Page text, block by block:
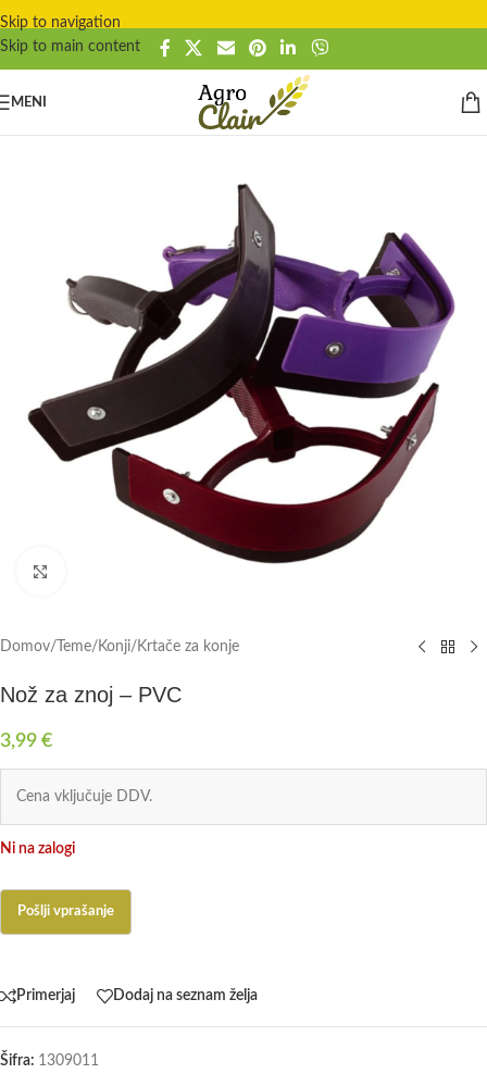
Skip to navigation
Skip to main content
MENI
Domov/ Teme/ Konji/ Krtače za konje
Nož za znoj – PVC
3,99 €
Cena vključuje DDV.
Ni na zalogi
Primerjaj Dodaj na seznam želja
Šifra: 1309011